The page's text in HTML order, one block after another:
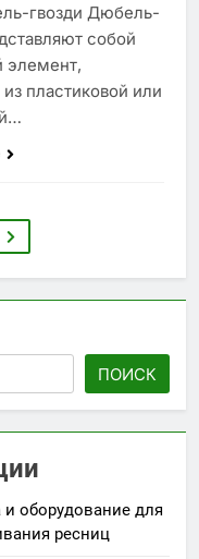
гвозди Дюбель-
собой
элемент,
пластиковой или
ПОИСК
оборудование для
ресниц